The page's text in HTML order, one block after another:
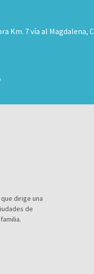
Km. 7 vía al Magdalena,
dirige una
de